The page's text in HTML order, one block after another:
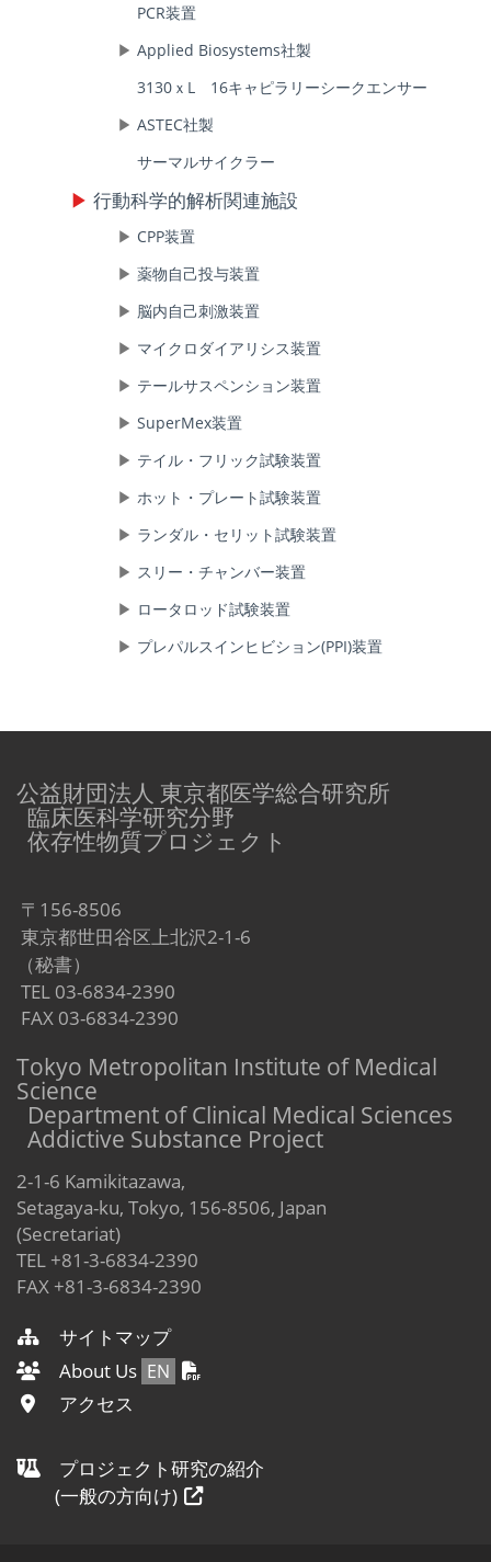
PCR装置
Applied Biosystems社製
3130ｘL 16キャピラリーシークエンサー
ASTEC社製
サーマルサイクラー
行動科学的解析関連施設
CPP装置
薬物自己投与装置
脳内自己刺激装置
マイクロダイアリシス装置
テールサスペンション装置
SuperMex装置
テイル・フリック試験装置
ホット・プレート試験装置
ランダル・セリット試験装置
スリー・チャンバー装置
ロータロッド試験装置
プレパルスインヒビション(PPI)装置
公益財団法人 東京都医学総合研究所
臨床医科学研究分野
依存性物質プロジェクト
〒156-8506
東京都世田谷区上北沢2-1-6
（秘書）
TEL 03-6834-2390
FAX 03-6834-2390
Tokyo Metropolitan Institute of Medical
Science
Department of Clinical Medical Sciences
Addictive Substance Project
2-1-6 Kamikitazawa,
Setagaya-ku, Tokyo, 156-8506, Japan
(Secretariat)
TEL +81-3-6834-2390
FAX +81-3-6834-2390
サイトマップ
About Us EN
アクセス
プロジェクト研究の紹介
(一般の方向け)